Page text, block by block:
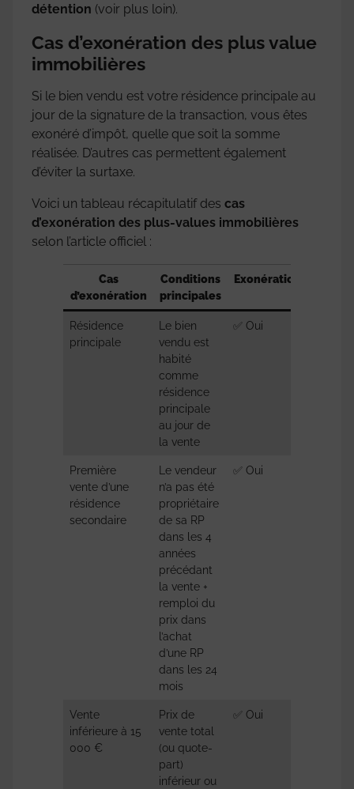
détention (voir plus loin).
Cas d’exonération des plus value
immobilières
Si le bien vendu est votre résidence principale au
jour de la signature de la transaction, vous êtes
exonéré d’impôt, quelle que soit la somme
réalisée. D’autres cas permettent également
d’éviter la surtaxe.
Voici un tableau récapitulatif des cas
d’exonération des plus-values immobilières
selon l’article officiel :
Cas
d’exonération
Conditions
principales
Exonération ?
Résidence
principale
Le bien
vendu est
habité
comme
résidence
principale
au jour de
la vente
✅ Oui
Première
vente d’une
résidence
secondaire
Le vendeur
n’a pas été
propriétaire
de sa RP
dans les 4
années
précédant
la vente +
remploi du
prix dans
l’achat
d’une RP
dans les 24
mois
✅ Oui
Vente
inférieure à 15
000 €
Prix de
vente total
(ou quote-
part)
inférieur ou
✅ Oui